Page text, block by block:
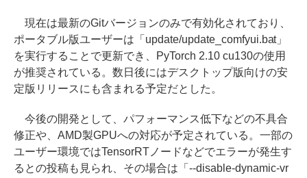
現在は最新のGitバージョンのみで有効化されており、
ポータブル版ユーザーは「update/update_comfyui.bat」
を実行することで更新でき、PyTorch 2.10 cu130の使用
が推奨されている。数日後にはデスクトップ版向けの安
定版リリースにも含まれる予定だとした。
今後の開発として、パフォーマンス低下などの不具合
修正や、AMD製GPUへの対応が予定されている。一部の
ユーザー環境ではTensorRTノードなどでエラーが発生す
るとの投稿も見られ、その場合は「--disable-dynamic-vr